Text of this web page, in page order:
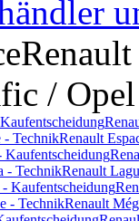
/
- TechnikRenault
Kaufentscheidung
- TechnikRenault
Kaufentscheidung
- TechnikRenault